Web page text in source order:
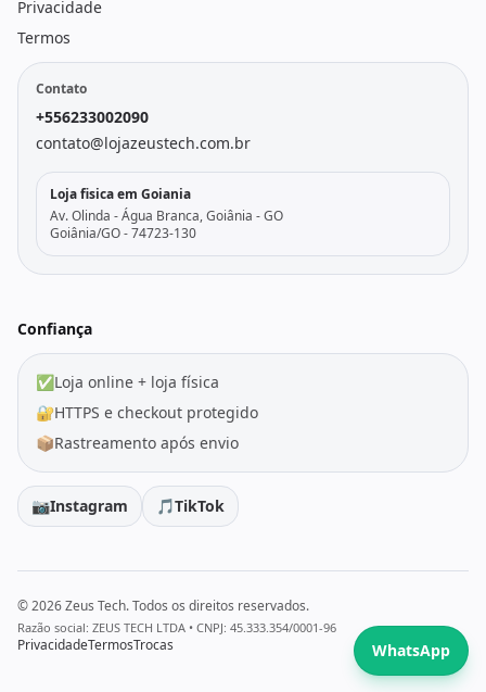
Privacidade
Termos
Contato
+556233002090
contato@lojazeustech.com.br
Loja fisica em Goiania
Av. Olinda - Água Branca, Goiânia - GO
Goiânia/GO - 74723-130
Confiança
✅Loja online + loja física
🔐HTTPS e checkout protegido
📦Rastreamento após envio
📷Instagram 🎵TikTok
© 2026 Zeus Tech. Todos os direitos reservados.
Razão social: ZEUS TECH LTDA • CNPJ: 45.333.354/0001-96
PrivacidadeTermosTrocas WhatsApp